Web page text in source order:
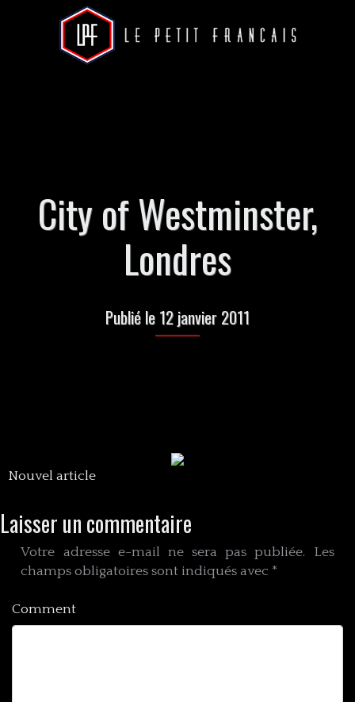
City of Westminster,
Londres
Publié le 12 janvier 2011
Nouvel article
Laisser un commentaire
Votre adresse e-mail ne sera pas publiée.
Les
champs obligatoires sont indiqués avec *
Comment